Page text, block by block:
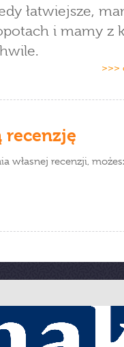
łatwiejsze,
i mamy z
>>>
recenzję
własnej recenzji,